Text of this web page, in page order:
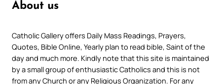
About us
Catholic Gallery offers Daily Mass Readings, Prayers,
Quotes, Bible Online, Yearly plan to read bible, Saint of the
day and much more. Kindly note that this site is maintained
by a small group of enthusiastic Catholics and this is not
from any Church or any Religious Organization. For any